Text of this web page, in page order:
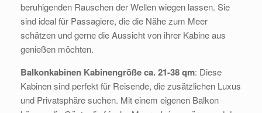
beruhigenden Rauschen der Wellen wiegen lassen. Sie
sind ideal für Passagiere, die die Nähe zum Meer
schätzen und gerne die Aussicht von ihrer Kabine aus
genießen möchten.
Balkonkabinen Kabinengröße ca. 21-38 qm: Diese
Kabinen sind perfekt für Reisende, die zusätzlichen Luxus
und Privatsphäre suchen. Mit einem eigenen Balkon